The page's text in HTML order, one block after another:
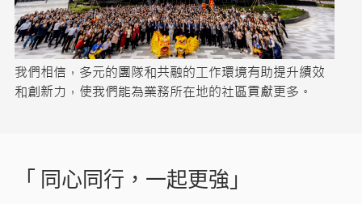
我們相信，多元的團隊和共融的工作環境有助提升績效
和創新力，使我們能為業務所在地的社區貢獻更多。
「 同心同行，一起更強」